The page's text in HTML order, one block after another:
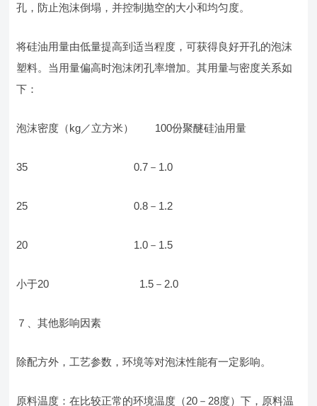
孔，防止泡沫倒塌，并控制抛空的大小和均匀度。
将硅油用量由低量提高到适当程度，可获得良好开孔的泡沫
塑料。当用量偏高时泡沫闭孔率增加。其用量与密度关系如
下：
泡沫密度（kg／立方米） 100份聚醚硅油用量
35 0.7－1.0
25 0.8－1.2
20 1.0－1.5
小于20 1.5－2.0
７、其他影响因素
除配方外，工艺参数，环境等对泡沫性能有一定影响。
原料温度：在比较正常的环境温度（20－28度）下，原料温